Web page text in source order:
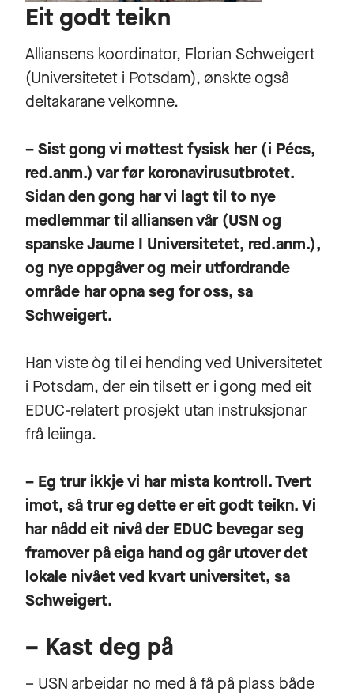
Eit godt teikn
Alliansens koordinator, Florian Schweigert
(Universitetet i Potsdam), ønskte også
deltakarane velkomne.
– Sist gong vi møttest fysisk her (i Pécs,
red.anm.) var før koronavirusutbrotet.
Sidan den gong har vi lagt til to nye
medlemmar til alliansen vår (USN og
spanske Jaume I Universitetet, red.anm.),
og nye oppgåver og meir utfordrande
område har opna seg for oss, sa
Schweigert.
Han viste òg til ei hending ved Universitetet
i Potsdam, der ein tilsett er i gong med eit
EDUC-relatert prosjekt utan instruksjonar
frå leiinga.
– Eg trur ikkje vi har mista kontroll. Tvert
imot, så trur eg dette er eit godt teikn. Vi
har nådd eit nivå der EDUC bevegar seg
framover på eiga hand og går utover det
lokale nivået ved kvart universitet, sa
Schweigert.
– Kast deg på
– USN arbeidar no med å få på plass både